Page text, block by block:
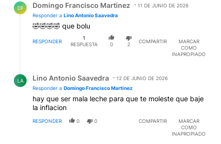
DF Domingo Francisco Martinez
11 DE JUNIO DE 2026
Responder a Lino Antonio Saavedra
🤣🤣🤣🤣 que bolu
RESPONDER
1
RESPUESTA
0 2
COMPARTIR
MARCAR
COMO
INAPROPIADO
LA Lino Antonio Saavedra
12 DE JUNIO DE 2026
Responder a Domingo Francisco Martinez
hay que ser mala leche para que te moleste que baje
la inflacion
RESPONDER 0 0 COMPARTIR
MARCAR
COMO
INAPROPIADO